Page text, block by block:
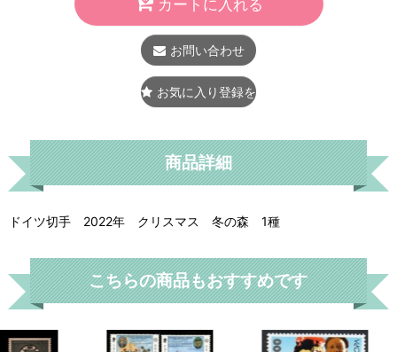
お問い合わせ
お気に入り登録をする
商品詳細
ドイツ切手 2022年 クリスマス 冬の森 1種
こちらの商品もおすすめです